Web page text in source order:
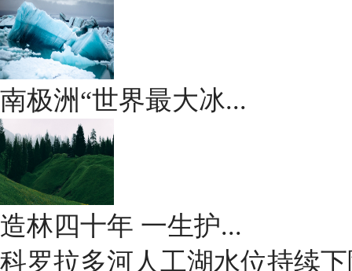
南极洲“世界最大冰...
造林四十年 一生护...
科罗拉多河人工湖水位持续